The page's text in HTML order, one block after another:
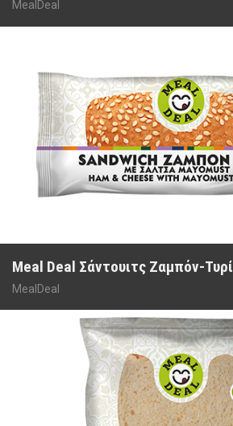
MealDeal
Meal Deal Σάντουιτς Ζαμπόν-Τυρί
MealDeal